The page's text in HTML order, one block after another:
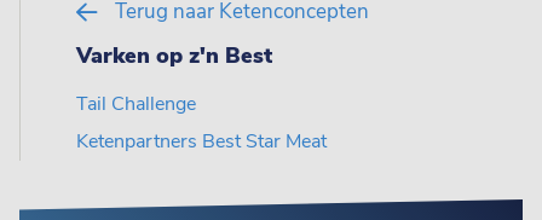
Terug naar Ketenconcepten
Varken op z'n Best
Tail Challenge
Ketenpartners Best Star Meat